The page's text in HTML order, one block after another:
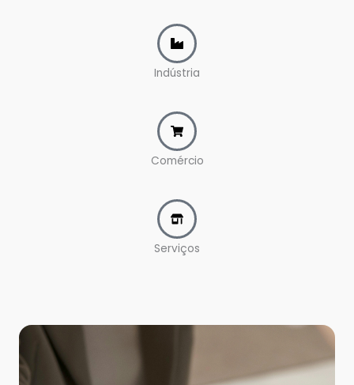
Indústria
Comércio
Serviços